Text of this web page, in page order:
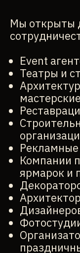
Мы открыты
Event
Театры и
мастерские
Рекламные
Компании
ярмарок и